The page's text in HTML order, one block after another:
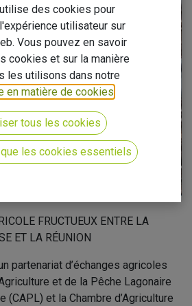
FRUCTUEUX ENTRE LA
ET LA RÉUNION
partenariat d’échanges agricoles
et de la Pêche Lagonaire
et la Chambre d’Agriculture
des cookies pour
utilisateur sur
Vous pouvez en savoir
cookies et sur la manière
les utilisons dans notre
en matière de cookies
tous les cookies
les cookies essentiels